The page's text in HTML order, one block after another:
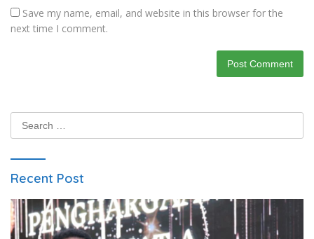
Save my name, email, and website in this browser for the
next time I comment.
Search
for:
Recent Post